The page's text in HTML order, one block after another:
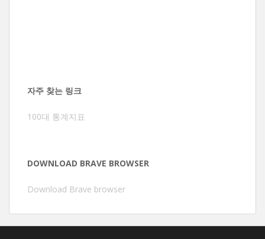
자주 찾는 링크
100대 통계지표
DOWNLOAD BRAVE BROWSER
Download Brave browser